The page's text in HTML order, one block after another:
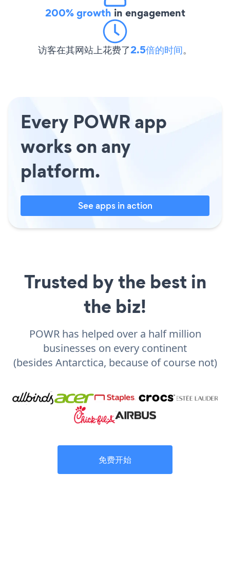
200% growth in engagement
访客在其网站上花费了2.5倍的时间。
Every POWR app
works on any
platform.
See apps in action
Trusted by the best in
the biz!
POWR has helped over a half million
businesses on every continent
(besides Antarctica, because of course not)
免费开始